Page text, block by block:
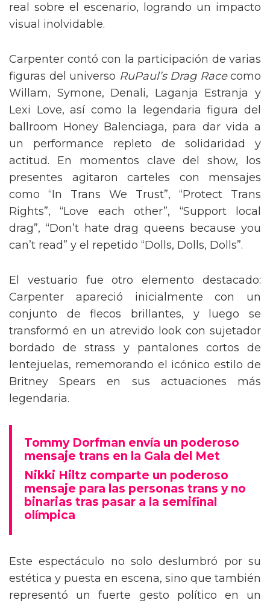
real sobre el escenario, logrando un impacto
visual inolvidable.
Carpenter contó con la participación de varias
figuras del universo RuPaul’s Drag Racecomo
Willam, Symone, Denali, Laganja Estranja y
Lexi Love, así como la legendaria figura del
ballroom Honey Balenciaga, para dar vida a
un performance repleto de solidaridad y
actitud. En momentos clave del show, los
presentes agitaron carteles con mensajes
como “In Trans We Trust”, “Protect Trans
Rights”, “Love each other”, “Support local
drag”, “Don’t hate drag queens because you
can’t read” y el repetido “Dolls, Dolls, Dolls”.
El vestuario fue otro elemento destacado:
Carpenter apareció inicialmente con un
conjunto de flecos brillantes, y luego se
transformó en un atrevido look con sujetador
bordado de strass y pantalones cortos de
lentejuelas, rememorando el icónico estilo de
Britney Spears en sus actuaciones más
legendaria.
Tommy Dorfman envía un poderoso
mensaje trans en la Gala del Met
Nikki Hiltz comparte un poderoso
mensaje para las personas trans y no
binarias tras pasar a la semifinal
olímpica
Este espectáculo no solo deslumbró por su
estética y puesta en escena, sino que también
representó un fuerte gesto político en un